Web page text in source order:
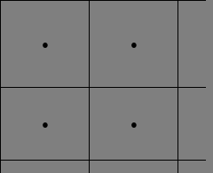
● ●
● ●